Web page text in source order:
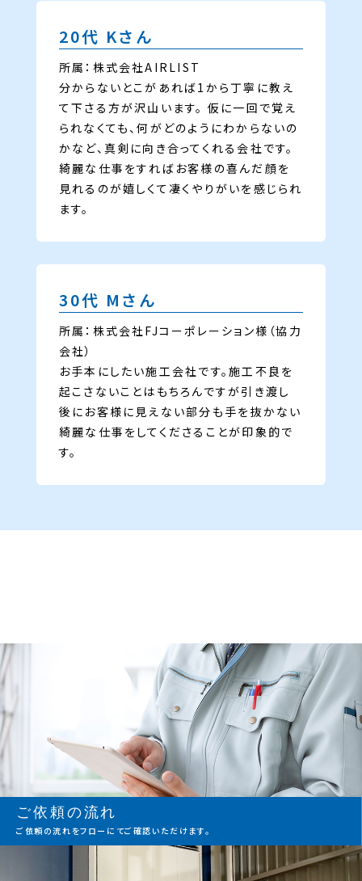
20代 Kさん
所属：株式会社AIRLIST
分からないとこがあれば1から丁寧に教え
て下さる方が沢山います。 仮に一回で覚え
られなくても、何がどのようにわからないの
かなど、真剣に向き合ってくれる会社です。
綺麗な仕事をすればお客様の喜んだ顔を
見れるのが嬉しくて凄くやりがいを感じられ
ます。
30代 Mさん
所属：株式会社FJコーポレーション様（協力
会社）
お手本にしたい施工会社です。施工不良を
起こさないことはもちろんですが引き渡し
後にお客様に見えない部分も手を抜かない
綺麗な仕事をしてくださることが印象的で
す。
ご依頼の流れ
ご依頼の流れをフローにてご確認いただけます。